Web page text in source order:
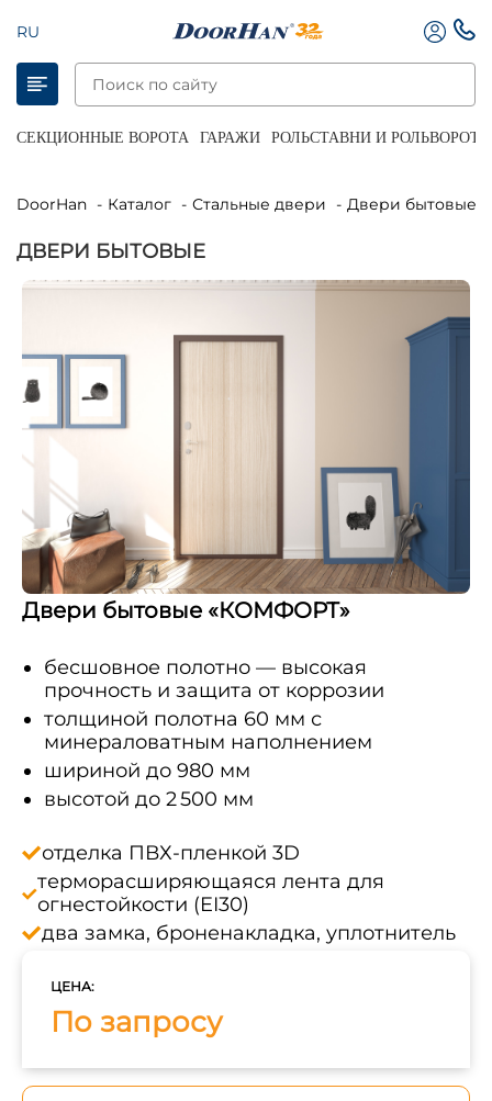
RU
СЕКЦИОННЫЕ ВОРОТА ГАРАЖИ РОЛЬСТАВНИ И РОЛЬВОРОТА
DoorHan Каталог Стальные двери Двери бытовые
ДВЕРИ БЫТОВЫЕ
Двери бытовые «КОМФОРТ»
бесшовное полотно — высокая
прочность и защита от коррозии
толщиной полотна 60 мм с
минераловатным наполнением
шириной до 980 мм
высотой до 2 500 мм
отделка ПВХ‑пленкой 3D
терморасширяющаяся лента для
огнестойкости (EI30)
два замка, броненакладка, уплотнитель
ЦЕНА:
По запросу